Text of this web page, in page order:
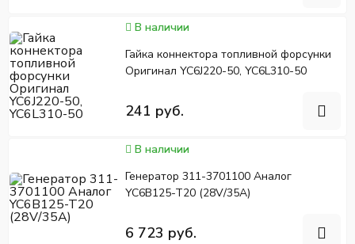
В наличии
Гайка коннектора топливной форсунки
Оригинал YC6J220-50, YC6L310-50
241 руб.
В наличии
Генератор 311-3701100 Аналог
YC6B125-T20 (28V/35A)
6 723 руб.